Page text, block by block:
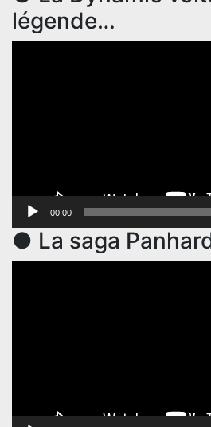
légende…
00:00
● La saga